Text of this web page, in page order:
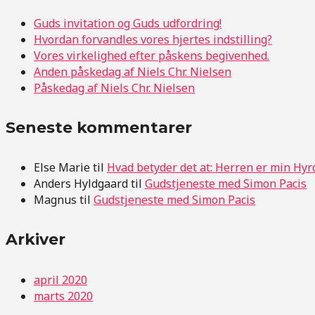
Guds invitation og Guds udfordring!
Hvordan forvandles vores hjertes indstilling?
Vores virkelighed efter påskens begivenhed.
Anden påskedag af Niels Chr. Nielsen
Påskedag af Niels Chr. Nielsen
Seneste kommentarer
Else Marietil Hvad betyder det at: Herren er min
Anders Hyldgaardtil Gudstjeneste med Simon Pacis
Magnus til Gudstjeneste med Simon Pacis
Arkiver
april 2020
marts 2020